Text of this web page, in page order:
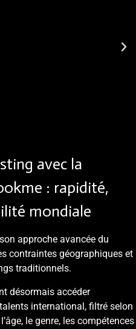
avec la
: rapidité,
mondiale
approche avancée du
contraintes géographiques et
traditionnels.
désormais accéder
international, filtré selon
le genre, les compétences